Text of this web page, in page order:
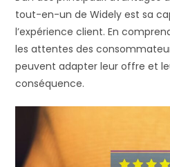
tout-en-un de Widely est sa
l’expérience client. En
les attentes des
peuvent adapter leur offre et
conséquence.